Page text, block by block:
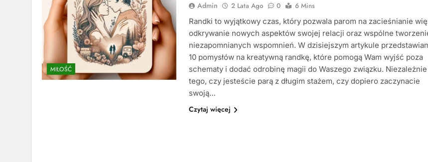
MIŁOŚĆ
Admin 2 Lata Ago 0
6 Mins
Randki to wyjątkowy czas, który pozwala parom na zacieśnianie
odkrywanie nowych aspektów swojej relacji oraz wspólne
niezapomnianych wspomnień. W dzisiejszym artykule
10 pomysłów na kreatywną randkę, które pomogą Wam wyjść poza
schematy i dodać odrobinę magii do Waszego związku.
tego, czy jesteście parą z długim stażem, czy dopiero zaczynacie
swoją…
Czytaj więcej